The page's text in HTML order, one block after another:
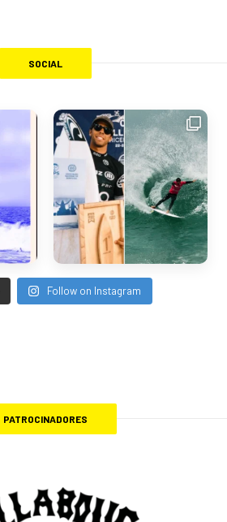
SOCIAL
Follow on Instagram
PATROCINADORES